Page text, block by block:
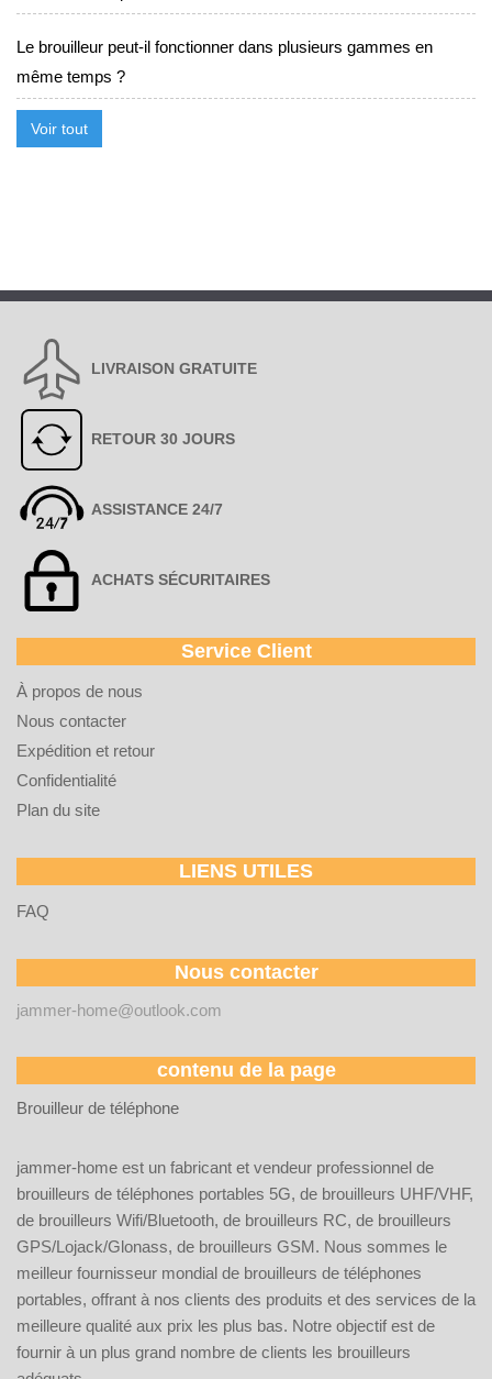
Le brouilleur peut-il fonctionner dans plusieurs gammes en
même temps ?
Voir tout
LIVRAISON GRATUITE
RETOUR 30 JOURS
ASSISTANCE 24/7
ACHATS SÉCURITAIRES
Service Client
À propos de nous
Nous contacter
Expédition et retour
Confidentialité
Plan du site
LIENS UTILES
FAQ
Nous contacter
jammer-home@outlook.com
contenu de la page
Brouilleur de téléphone
jammer-home est un fabricant et vendeur professionnel de
brouilleurs de téléphones portables 5G, de brouilleurs UHF/VHF,
de brouilleurs Wifi/Bluetooth, de brouilleurs RC, de brouilleurs
GPS/Lojack/Glonass, de brouilleurs GSM. Nous sommes le
meilleur fournisseur mondial de brouilleurs de téléphones
portables, offrant à nos clients des produits et des services de la
meilleure qualité aux prix les plus bas. Notre objectif est de
fournir à un plus grand nombre de clients les brouilleurs